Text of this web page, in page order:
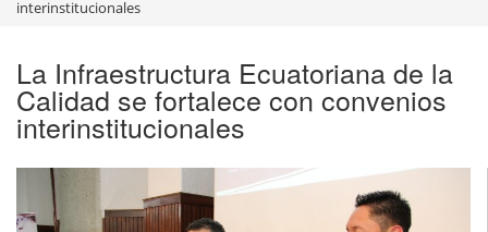
interinstitucionales
La Infraestructura Ecuatoriana de la
Calidad se fortalece con convenios
interinstitucionales